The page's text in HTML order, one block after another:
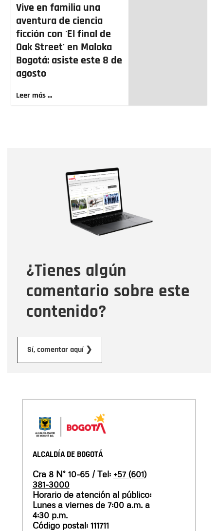
Vive en familia una
aventura de ciencia
ficción con 'El final de
Oak Street' en Maloka
Bogotá: asiste este 8 de
agosto
Leer más ...
¿Tienes algún
comentario sobre este
contenido?
Sí, comentar aquí ❯
Correo electrónico
Tipo de comentario
Mensaje
ALCALDÍA DE BOGOTÁ
Cra 8 N° 10-65 / Tel: +57 (601)
381-3000
Horario de atención al público:
Lunes a viernes de 7:00 a.m. a
4:30 p.m.
Código postal: 111711